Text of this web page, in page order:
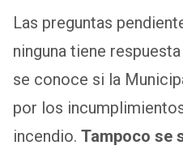
Las preguntas
ninguna tiene
se conoce si la
por los
incendio. Tampoco se